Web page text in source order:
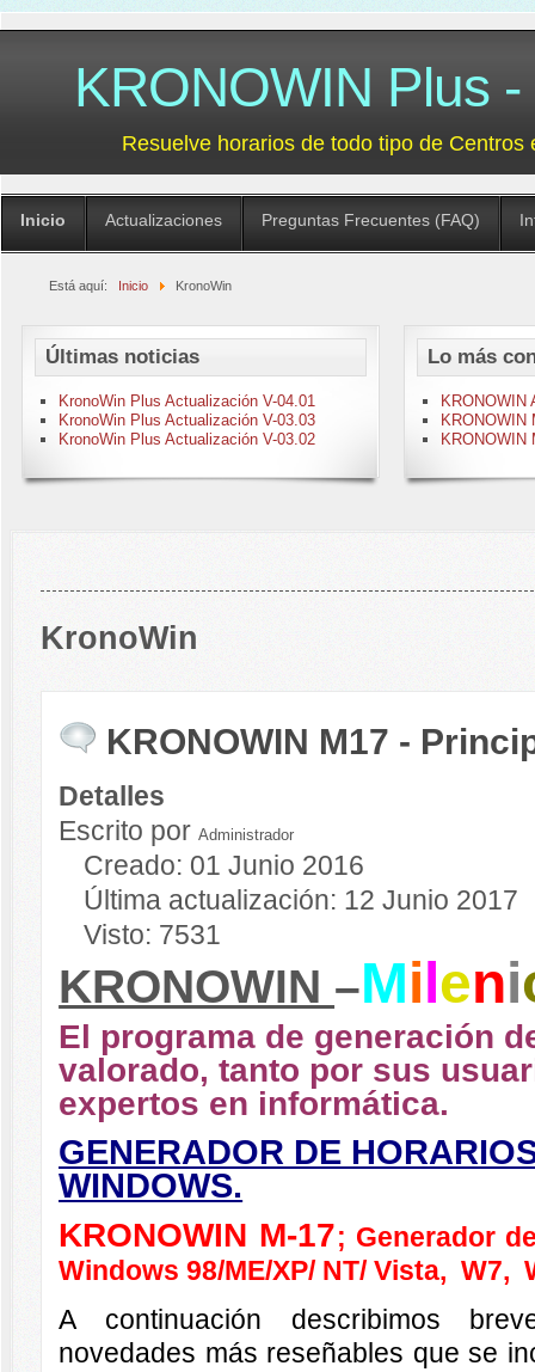
KRONOWIN Plus
Resuelve horarios de todo tipo de Centros
Inicio Actualizaciones Preguntas Frecuentes (FAQ)
Está aquí: Inicio KronoWin
Últimas noticias
KronoWin Plus Actualización V-04.01
KronoWin Plus Actualización V-03.03
KronoWin Plus Actualización V-03.02
Lo más
KRONOWIN
KRONOWIN
KRONOWIN
KronoWin
KRONOWIN M17 -
Detalles
Escrito porAdministrador
Creado: 01 Junio 2016
Última actualización: 12 Junio 2017
Visto: 7531
KRONOWIN –Mi eni
El programa de generación
valorado, tanto por sus
expertos en informática.
GENERADOR DE
WINDOWS.
KRONOWIN M-17; Generador
Windows 98/ME/XP/ NT/ Vista, W7,
A continuación describimos
novedades más reseñables que se